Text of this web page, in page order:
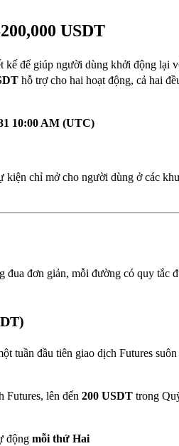
USDT
kế để giúp người dùng khởi động lại
hỗ trợ cho hai hoạt động, cả hai
10:00 AM (UTC)
kiện chỉ mở cho người dùng ở các khu
đua đơn giản, mỗi đường có quy tắc
tuần đầu tiên giao dịch Futures suôn
Futures, lên đến 200 USDT trong
động mỗi thứ Hai